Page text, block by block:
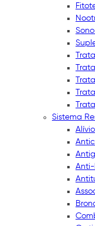
Sistema
Anti-